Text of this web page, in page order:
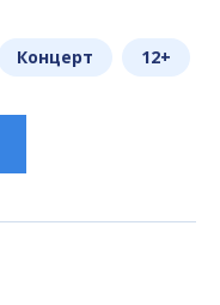
Концерт 12+